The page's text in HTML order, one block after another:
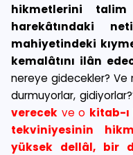
hikmetlerini
harekâtındaki
mahiyetindeki
kemalâtını ilân
nereye gidecekler? Ve
durmuyorlar,
verecek ve o kitab-ı
tekviniyesinin
yüksek dellâl, bir